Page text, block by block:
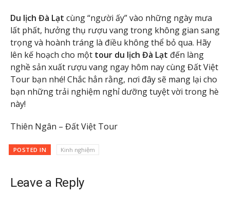
Du lịch Đà Lạt cùng “người ấy” vào những ngày mưa
lất phất, hưởng thụ rượu vang trong không gian sang
trọng và hoành tráng là điều không thể bỏ qua. Hãy
lên kế hoạch cho một tour du lịch Đà Lạt đến làng
nghề sản xuất rượu vang ngay hôm nay cùng Đất Việt
Tour bạn nhé! Chắc hẳn rằng, nơi đây sẽ mang lại cho
bạn những trải nghiệm nghỉ dưỡng tuyệt vời trong hè
này!
Thiên Ngân – Đất Việt Tour
POSTED IN Kinh nghiệm
Leave a Reply